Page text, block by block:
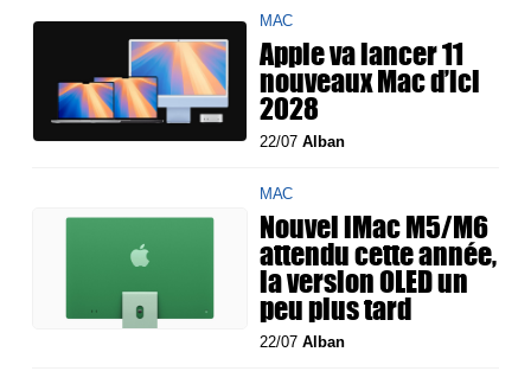
MAC
Apple va lancer 11
nouveaux Mac d’ici
2028
22/07Alban
MAC
Nouvel iMac M5/M6
attendu cette année,
la version OLED un
peu plus tard
22/07Alban